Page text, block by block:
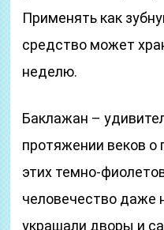
Применять как
средство может
неделю.
Баклажан –
протяжении веков о
этих темно-
человечество даже
украшали дворы и